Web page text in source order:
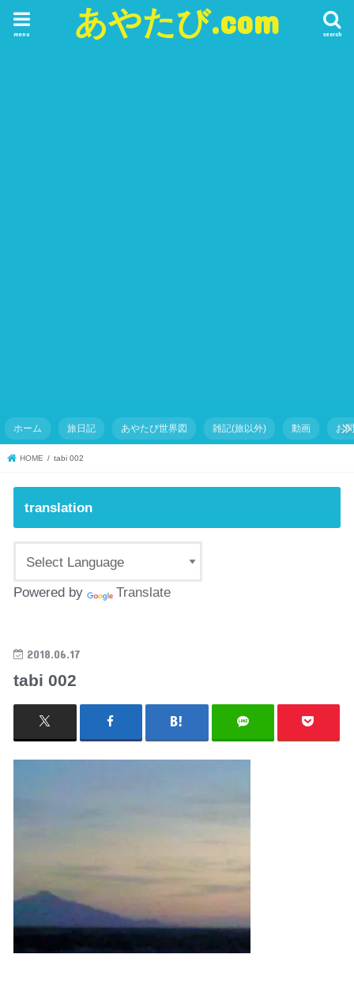
あやたび.com search
menu
ホーム 旅日記 あやたび世界図 雑記(旅以外) 動画 お
HOME tabi 002
translation
Powered by Translate
2018.06.17
tabi 002